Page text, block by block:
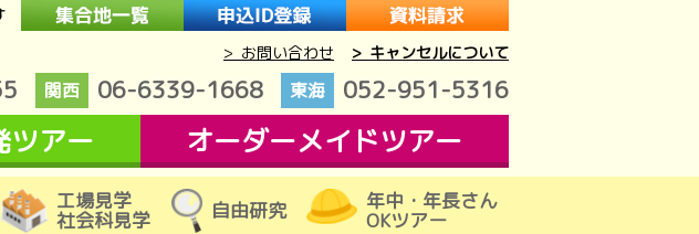
> お問い合わせ > キャンセルについて
関西 06-6339-1668 東海 052-951-5316
ツアー オーダーメイドツアー
工場見学
社会科見学 自由研究 年中・年長さん
OKツアー